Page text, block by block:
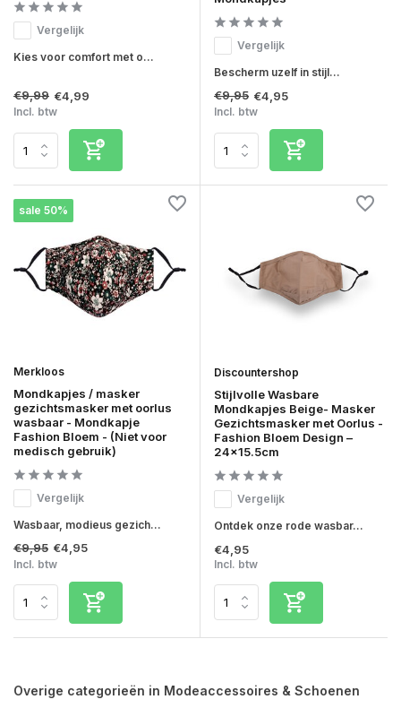
Vergelijk
Kies voor comfort met o...
€9,99 €4,99
Incl. btw
Vergelijk
Bescherm uzelf in stijl...
€9,95 €4,95
Incl. btw
sale 50%
Merkloos
Mondkapjes / masker
gezichtsmasker met oorlus
wasbaar - Mondkapje
Fashion Bloem - (Niet voor
medisch gebruik)
Vergelijk
Wasbaar, modieus gezich...
€9,95 €4,95
Incl. btw
Discountershop
Stijlvolle Wasbare
Mondkapjes Beige- Masker
Gezichtsmasker met Oorlus -
Fashion Bloem Design –
24x15.5cm
Vergelijk
Ontdek onze rode wasbar...
€4,95
Incl. btw
Overige categorieën in Modeaccessoires & Schoenen